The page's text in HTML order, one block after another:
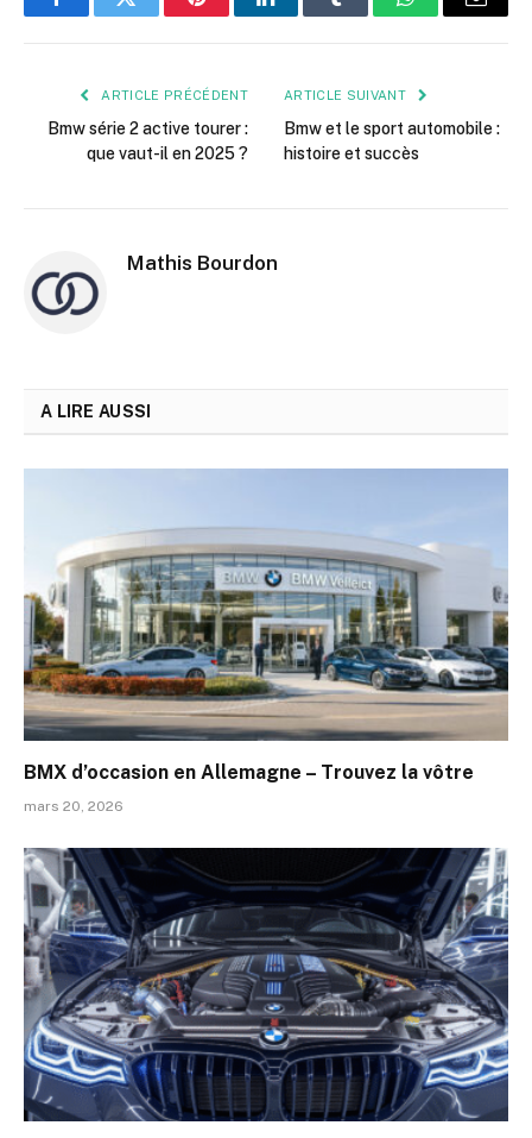
FacebookTwitter PinterestLinkedInTumblr WhatsApp
E-
ARTICLE PRÉCÉDENT
Bmw série 2 active tourer :
que vaut-il en 2025 ?
ARTICLE SUIVANT
Bmw et le sport automobile :
histoire et succès
Mathis Bourdon
A LIRE AUSSI
BMX d’occasion en Allemagne – Trouvez la vôtre
mars 20, 2026